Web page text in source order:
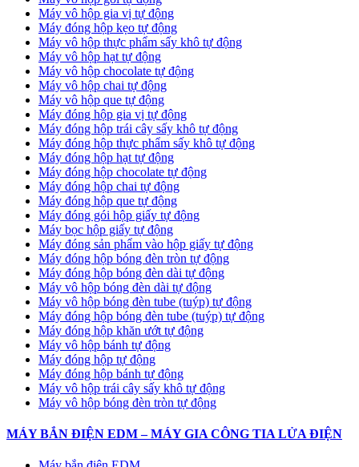
Máy vô hộp gia vị tự động
Máy đóng hộp kẹo tự động
Máy vô hộp thực phẩm sấy khô tự động
Máy vô hộp hạt tự động
Máy vô hộp chocolate tự động
Máy vô hộp chai tự động
Máy vô hộp que tự động
Máy đóng hộp gia vị tự động
Máy đóng hộp trái cây sấy khô tự động
Máy đóng hộp thực phẩm sấy khô tự động
Máy đóng hộp hạt tự động
Máy đóng hộp chocolate tự động
Máy đóng hộp chai tự động
Máy đóng hộp que tự động
Máy đóng gói hộp giấy tự động
Máy bọc hộp giấy tự động
Máy đóng sản phẩm vào hộp giấy tự động
Máy đóng hộp bóng đèn tròn tự động
Máy đóng hộp bóng đèn dài tự động
Máy vô hộp bóng đèn dài tự động
Máy vô hộp bóng đèn tube (tuýp) tự động
Máy đóng hộp bóng đèn tube (tuýp) tự động
Máy đóng hộp khăn ướt tự động
Máy vô hộp bánh tự động
Máy đóng hộp tự động
Máy đóng hộp bánh tự động
Máy vô hộp trái cây sấy khô tự động
Máy vô hộp bóng đèn tròn tự động
MÁY BẮN ĐIỆN EDM – MÁY GIA CÔNG TIA LỬA ĐIỆN